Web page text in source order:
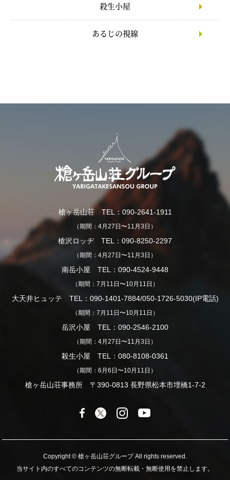
殺生小屋
あるじの視線
槍ヶ岳山荘 TEL：090-2641-1911
（期間：4月27日〜11月3日）
槍沢ロッヂ TEL：090-8250-2297
（期間：4月27日〜11月3日）
南岳小屋 TEL：090-4524-9448
（期間：7月11日〜10月11日）
大天井ヒュッテ TEL：090-1401-7884/050-1726-5030(IP電話)
（期間：7月11日〜10月11日）
岳沢小屋 TEL：090-2546-2100
（期間：4月27日〜11月3日）
殺生小屋 TEL：080-8108-0361
（期間：6月6日〜10月11日）
槍ヶ岳山荘事務所 〒390-0813 長野県松本市埋橋1-7-2
Copyright © 槍ヶ岳山荘グループ All rights reserved.
当サイト内のすべてのコンテンツの無断転載・無断使用を禁止します。